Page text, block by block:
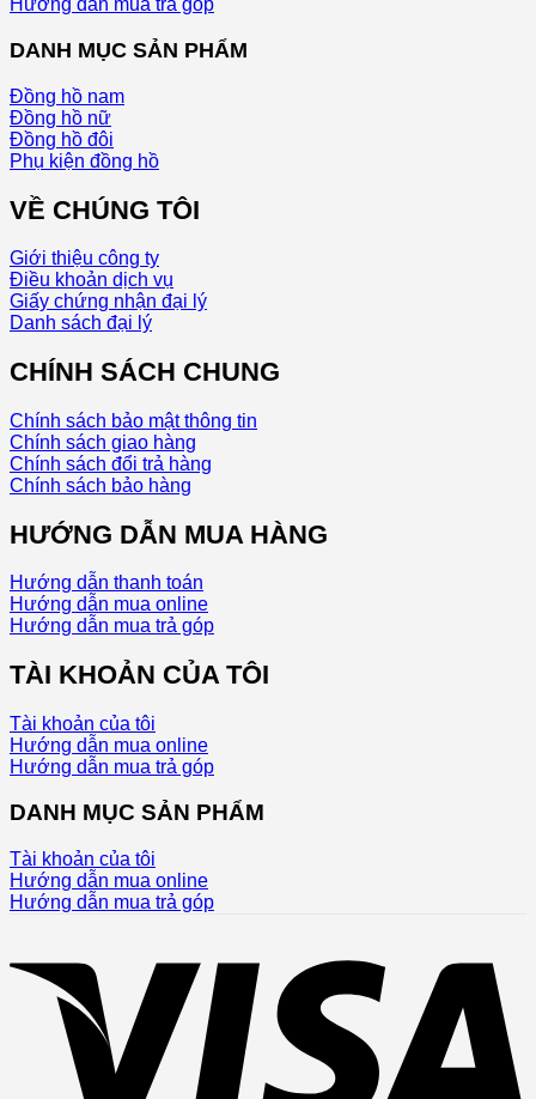
DANH MỤC SẢN PHẨM
Đồng hồ nam
Đồng hồ nữ
Đồng hồ đôi
Phụ kiện đồng hồ
VỀ CHÚNG TÔI
Giới thiệu công ty
Điều khoản dịch vụ
Giấy chứng nhận đại lý
Danh sách đại lý
CHÍNH SÁCH CHUNG
Chính sách bảo mật thông tin
Chính sách giao hàng
Chính sách đổi trả hàng
Chính sách bảo hàng
HƯỚNG DẪN MUA HÀNG
Hướng dẫn thanh toán
Hướng dẫn mua online
Hướng dẫn mua trả góp
TÀI KHOẢN CỦA TÔI
Tài khoản của tôi
Hướng dẫn mua online
Hướng dẫn mua trả góp
DANH MỤC SẢN PHẨM
Tài khoản của tôi
Hướng dẫn mua online
Hướng dẫn mua trả góp